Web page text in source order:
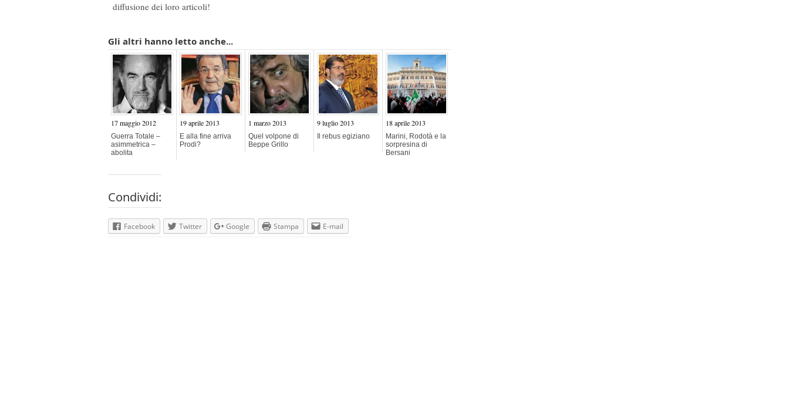
diffusione dei loro articoli!
Gli altri hanno letto anche...
17 maggio 2012
Guerra Totale –
asimmetrica –
abolita
19 aprile 2013
E alla fine arriva
Prodi?
1 marzo 2013
Quel volpone di
Beppe Grillo
9 luglio 2013
Il rebus egiziano
18 aprile 2013
Marini, Rodotà e la
sorpresina di
Bersani
Condividi:
Facebook Twitter Google Stampa E-mail